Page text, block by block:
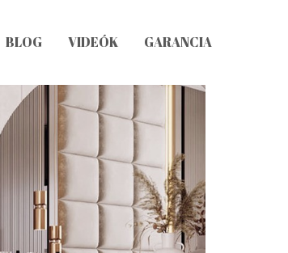
BLOG VIDEÓK GARANCIA